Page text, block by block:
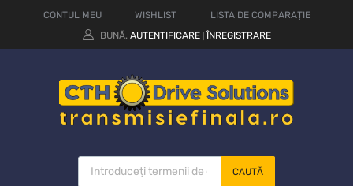
CONTUL MEU WISHLIST
LISTA DE COMPARAȚIE
BUNĂ. AUTENTIFICARE ÎNREGISTRARE
CAUTĂ